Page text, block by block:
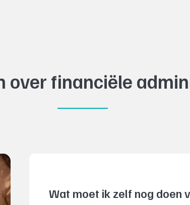
over financiële
Wat moet ik zelf nog doen